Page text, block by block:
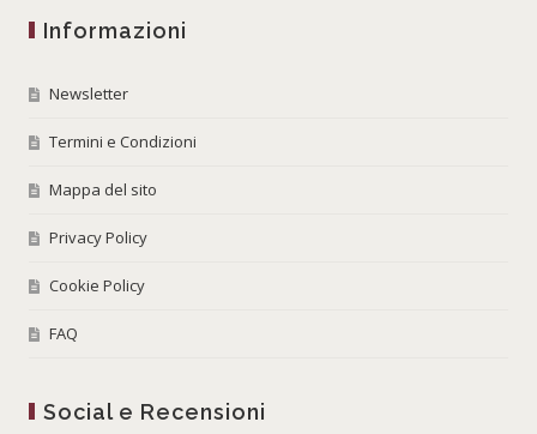
Informazioni
Newsletter
Termini e Condizioni
Mappa del sito
Privacy Policy
Cookie Policy
FAQ
Social e Recensioni